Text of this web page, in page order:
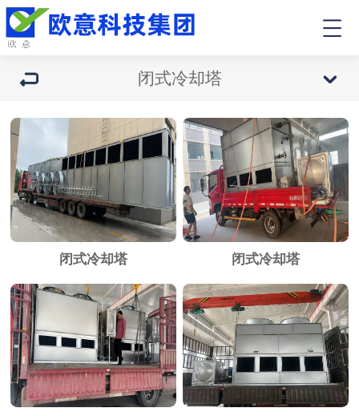
闭式冷却塔
闭式冷却塔 闭式冷却塔